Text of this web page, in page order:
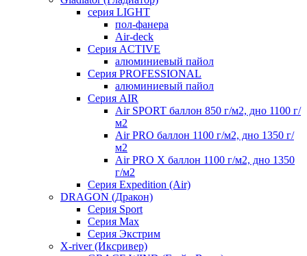
серия LIGHT
пол-фанера
Air-deck
Серия ACTIVE
алюминиевый пайол
Серия PROFESSIONAL
алюминиевый пайол
Серия AIR
Air SPORT баллон 850 г/м2, дно 1100 г/
м2
Air PRO баллон 1100 г/м2, дно 1350 г/
м2
Air PRO X баллон 1100 г/м2, дно 1350
г/м2
Серия Expedition (Air)
DRAGON (Дракон)
Серия Sport
Серия Max
Серия Экстрим
X-river (Иксривер)